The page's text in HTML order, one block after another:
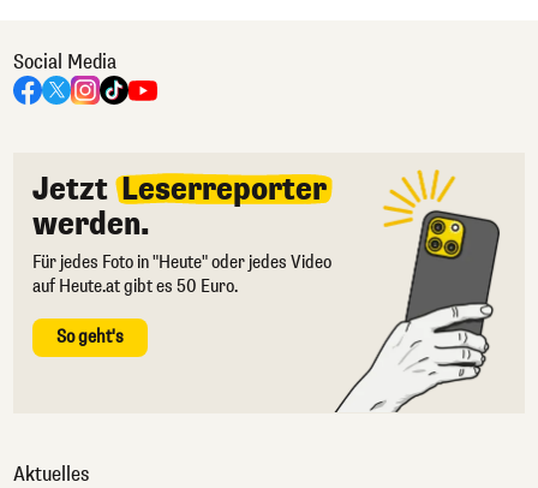
Social Media
Jetzt Leserreporter
werden.
Für jedes Foto in "Heute" oder jedes Video
auf Heute.at gibt es 50 Euro.
So geht's
Aktuelles